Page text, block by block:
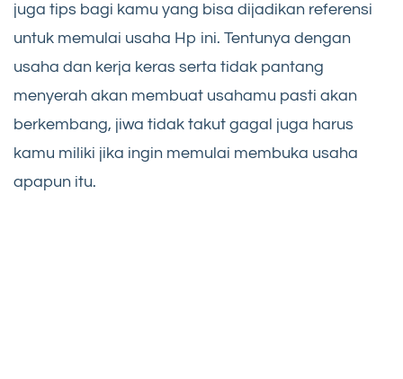
juga tips bagi kamu yang bisa dijadikan referensi
untuk memulai usaha Hp ini. Tentunya dengan
usaha dan kerja keras serta tidak pantang
menyerah akan membuat usahamu pasti akan
berkembang, jiwa tidak takut gagal juga harus
kamu miliki jika ingin memulai membuka usaha
apapun itu.